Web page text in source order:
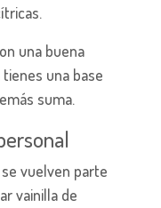
una buena
tienes una base
suma.
vuelven parte
vainilla de